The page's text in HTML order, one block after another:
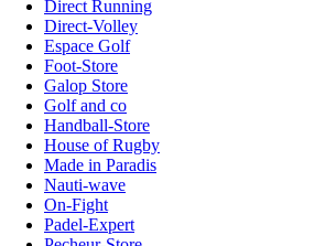
Direct Running
Direct-Volley
Espace Golf
Foot-Store
Galop Store
Golf and co
Handball-Store
House of Rugby
Made in Paradis
Nauti-wave
On-Fight
Padel-Expert